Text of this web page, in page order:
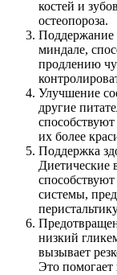
костей и
остеопороза.
Поддержание
миндале,
продлению
Улучшение
другие
их более
Поддержка
Диетические
системы,
низкий
вызывает
Это помогает